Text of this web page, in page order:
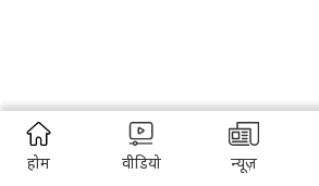
होम वीडियो न्यूज़